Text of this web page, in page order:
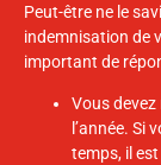
Peut-être ne le
indemnisation de
important de
Vous
l’année. Si
temps, il